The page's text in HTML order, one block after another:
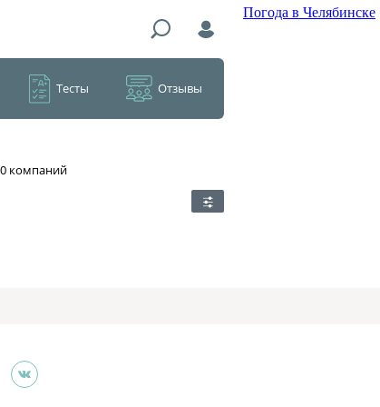
Погода в Челябинске
Тесты Отзывы
​0 компаний